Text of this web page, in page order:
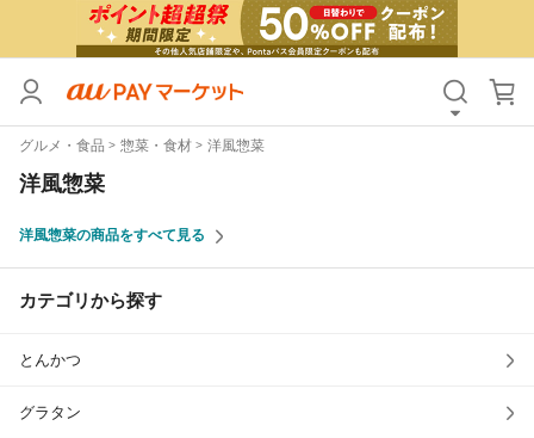
グルメ・食品 惣菜・食材 洋風惣菜
洋風惣菜
洋風惣菜の商品をすべて見る
カテゴリから探す
とんかつ
グラタン
カテゴリ すべて
価格
Pontaパス特典対象すべて
サンキュー配送対象